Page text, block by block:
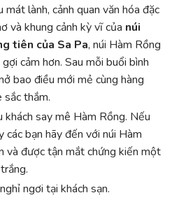
lành, cảnh quan văn hóa đặc
và khung cảnh kỳ vĩ của núi
tiên của Sa Pa, núi Hàm Rồng
cảm hơn. Sau mỗi buổi bình
bao điều mới mẻ cùng hàng
sắc thắm.
say mê Hàm Rồng. Nếu
bạn hãy đến với núi Hàm
và được tận mắt chứng kiến một
ngơi tại khách sạn.